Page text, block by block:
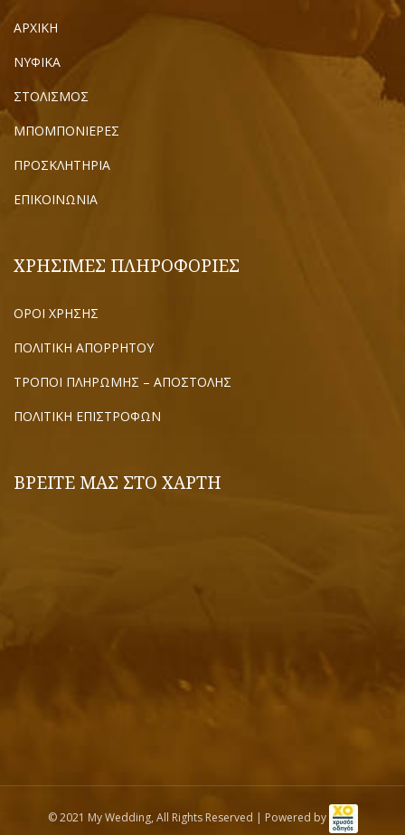
ΑΡΧΙΚΗ
ΝΥΦΙΚΑ
ΣΤΟΛΙΣΜΟΣ
ΜΠΟΜΠΟΝΙΕΡΕΣ
ΠΡΟΣΚΛΗΤΗΡΙΑ
ΕΠΙΚΟΙΝΩΝΙΑ
ΧΡΗΣΙΜΕΣ ΠΛΗΡΟΦΟΡΙΕΣ
ΟΡΟΙ ΧΡΗΣΗΣ
ΠΟΛΙΤΙΚΗ ΑΠΟΡΡΗΤΟΥ
ΤΡΟΠΟΙ ΠΛΗΡΩΜΗΣ – ΑΠΟΣΤΟΛΗΣ
ΠΟΛΙΤΙΚΗ ΕΠΙΣΤΡΟΦΩΝ
ΒΡΕΙΤΕ ΜΑΣ ΣΤΟ ΧΑΡΤΗ
© 2021 My Wedding, All Rights Reserved | Powered by